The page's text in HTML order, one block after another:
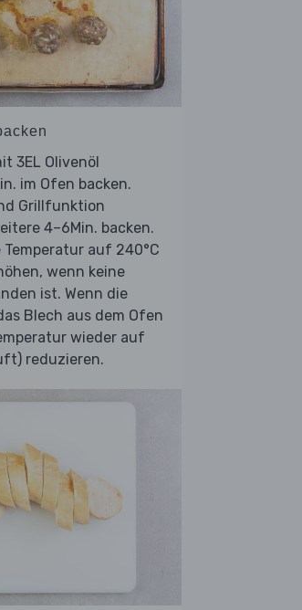
3EL Olivenöl
im Ofen backen.
Grillfunktion
4–6Min. backen.
auf 240°C
wenn keine
ist. Wenn die
Blech aus dem Ofen
wieder auf
reduzieren.